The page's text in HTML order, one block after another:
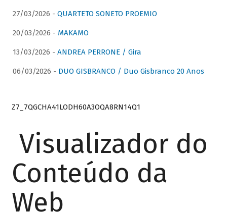
27/03/2026 - QUARTETO SONETO PROEMIO
20/03/2026 - MAKAMO
13/03/2026 - ANDREA PERRONE / Gira
06/03/2026 - DUO GISBRANCO / Duo Gisbranco 20 Anos
Z7_7QGCHA41LODH60A3OQA8RN14Q1
Visualizador do
Conteúdo da
Web